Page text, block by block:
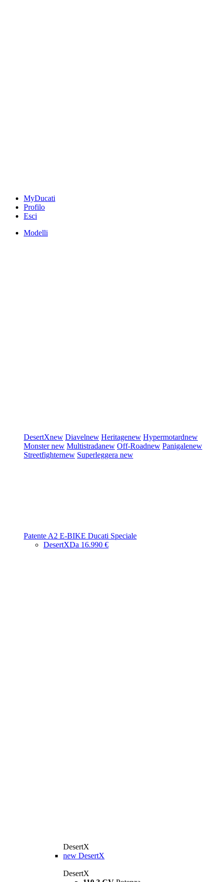
MyDucati
Profilo
Esci
Modelli
DesertXnew Diavelnew Heritagenew Hypermotardnew
Monsternew Multistradanew Off-Roadnew Panigalenew
Streetfighternew Superleggera new
Patente A2 E-BIKE Ducati Speciale
DesertXDa 16.990 €
DesertX
new DesertX
DesertX